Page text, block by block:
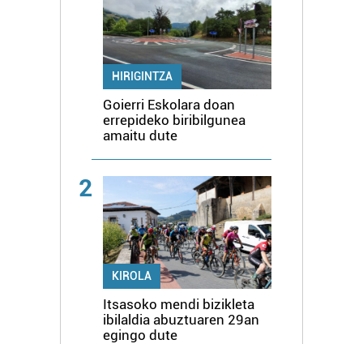
HIRIGINTZA
Goierri Eskolara doan
errepideko biribilgunea
amaitu dute
2
KIROLA
Itsasoko mendi bizikleta
ibilaldia abuztuaren 29an
egingo dute